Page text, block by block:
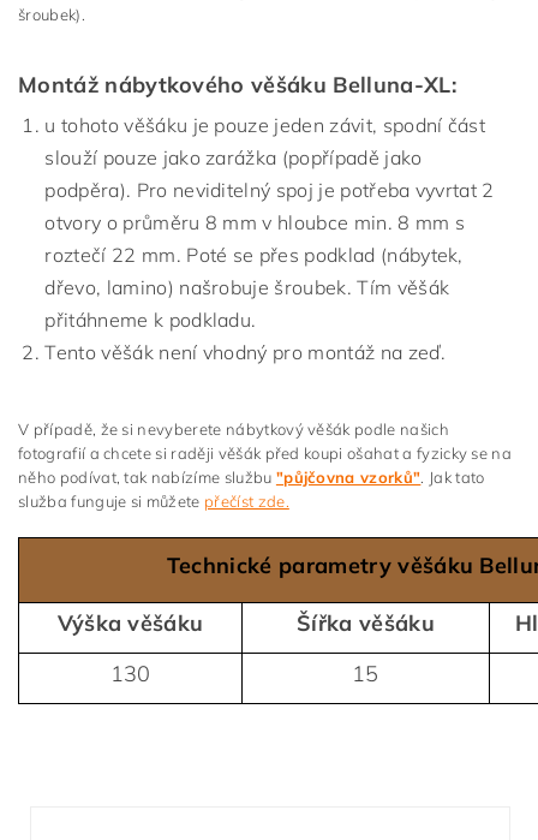
šroubek).
Montáž nábytkového věšáku Belluna-XL:
u tohoto věšáku je pouze jeden závit, spodní část
slouží pouze jako zarážka (popřípadě jako
podpěra). Pro neviditelný spoj je potřeba vyvrtat 2
otvory o průměru 8 mm v hloubce min. 8 mm s
roztečí 22 mm. Poté se přes podklad (nábytek,
dřevo, lamino) našrobuje šroubek. Tím věšák
přitáhneme k podkladu.
Tento věšák není vhodný pro montáž na zeď.
V případě, že si nevyberete nábytkový věšák podle našich
fotografií a chcete si raději věšák před koupi ošahat a fyzicky se na
něho podívat, tak nabízíme službu "půjčovna vzorků" . Jak tato
služba funguje si můžete přečíst zde.
Technické parametry věšáku
Výška věšáku Šířka věšáku
130
15